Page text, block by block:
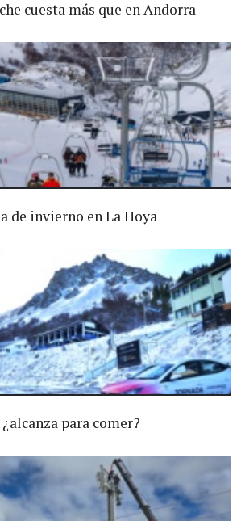
cuesta más que en Andorra
de invierno en La Hoya
para comer?